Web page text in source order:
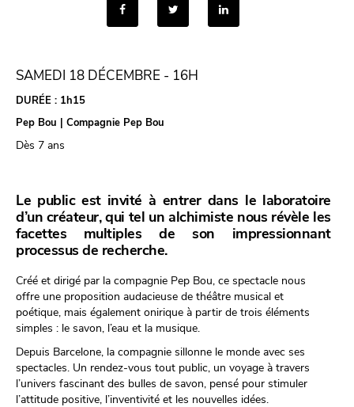
SAMEDI 18 DÉCEMBRE - 16H
DURÉE : 1h15
Pep Bou | Compagnie Pep Bou
Dès 7 ans
Le public est invité à entrer dans le laboratoire
d’un créateur, qui tel un alchimiste nous révèle les
facettes multiples de son impressionnant
processus de recherche.
Créé et dirigé par la compagnie Pep Bou, ce spectacle nous
offre une proposition audacieuse de théâtre musical et
poétique, mais également onirique à partir de trois éléments
simples : le savon, l’eau et la musique.
Depuis Barcelone, la compagnie sillonne le monde avec ses
spectacles. Un rendez-vous tout public, un voyage à travers
l’univers fascinant des bulles de savon, pensé pour stimuler
l’attitude positive, l’inventivité et les nouvelles idées.